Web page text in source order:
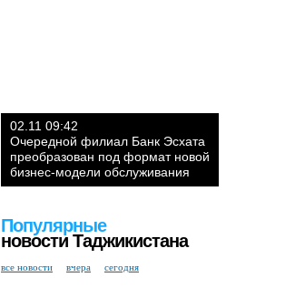
02.11 09:42
Очередной филиал Банк Эсхата
преобразован под формат новой
бизнес-модели обслуживания
Популярные
новости Таджикистана
все новости вчера сегодня